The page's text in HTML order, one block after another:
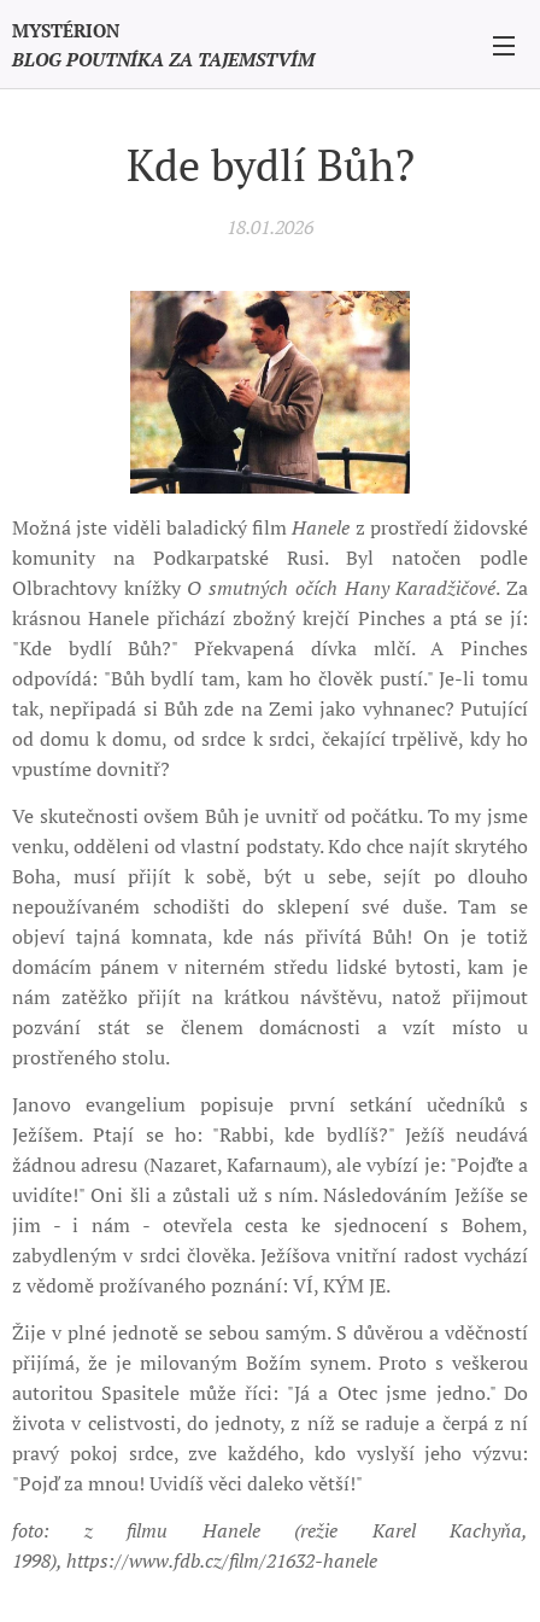
MYSTÉRION
BLOG POUTNÍKA ZA TAJEMSTVÍM
Kde bydlí Bůh?
18.01.2026
Možná jste viděli baladický filmHanele z prostředí židovské
komunity na Podkarpatské Rusi. Byl natočen podle
Olbrachtovy knížky O smutných očích Hany Karadžičové. Za
krásnou Hanele přichází zbožný krejčí Pinches a ptá se jí:
"Kde bydlí Bůh?" Překvapená dívka mlčí. A Pinches
odpovídá: "Bůh bydlí tam, kam ho člověk pustí." Je-li tomu
tak, nepřipadá si Bůh zde na Zemi jako vyhnanec? Putující
od domu k domu, od srdce k srdci, čekající trpělivě, kdy ho
vpustíme dovnitř?
Ve skutečnosti ovšem Bůh je uvnitř od počátku. To my jsme
venku, odděleni od vlastní podstaty. Kdo chce najít skrytého
Boha, musí přijít k sobě, být u sebe, sejít po dlouho
nepoužívaném schodišti do sklepení své duše. Tam se
objeví tajná komnata, kde nás přivítá Bůh! On je totiž
domácím pánem v niterném středu lidské bytosti, kam je
nám zatěžko přijít na krátkou návštěvu, natož přijmout
pozvání stát se členem domácnosti a vzít místo u
prostřeného stolu.
Janovo evangelium popisuje první setkání učedníků s
Ježíšem. Ptají se ho: "Rabbi, kde bydlíš?" Ježíš neudává
žádnou adresu (Nazaret, Kafarnaum), ale vybízí je: "Pojďte a
uvidíte!" Oni šli a zůstali už s ním. Následováním Ježíše se
jim - i nám - otevřela cesta ke sjednocení s Bohem,
zabydleným v srdci člověka. Ježíšova vnitřní radost vychází
z vědomě prožívaného poznání: VÍ, KÝM JE.
Žije v plné jednotě se sebou samým. S důvěrou a vděčností
přijímá, že je milovaným Božím synem. Proto s veškerou
autoritou Spasitele může říci: "Já a Otec jsme jedno." Do
života v celistvosti, do jednoty, z níž se raduje a čerpá z ní
pravý pokoj srdce, zve každého, kdo vyslyší jeho výzvu:
"Pojď za mnou! Uvidíš věci daleko větší!"
foto: z filmu Hanele (režie Karel Kachyňa,
1998), https://www.fdb.cz/film/21632-hanele